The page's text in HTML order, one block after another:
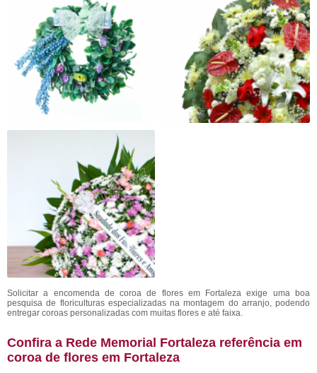
Solicitar a encomenda de coroa de flores em Fortaleza exige uma boa
pesquisa de floriculturas especializadas na montagem do arranjo, podendo
entregar coroas personalizadas com muitas flores e até faixa.
Confira a Rede Memorial Fortaleza referência em
coroa de flores em Fortaleza